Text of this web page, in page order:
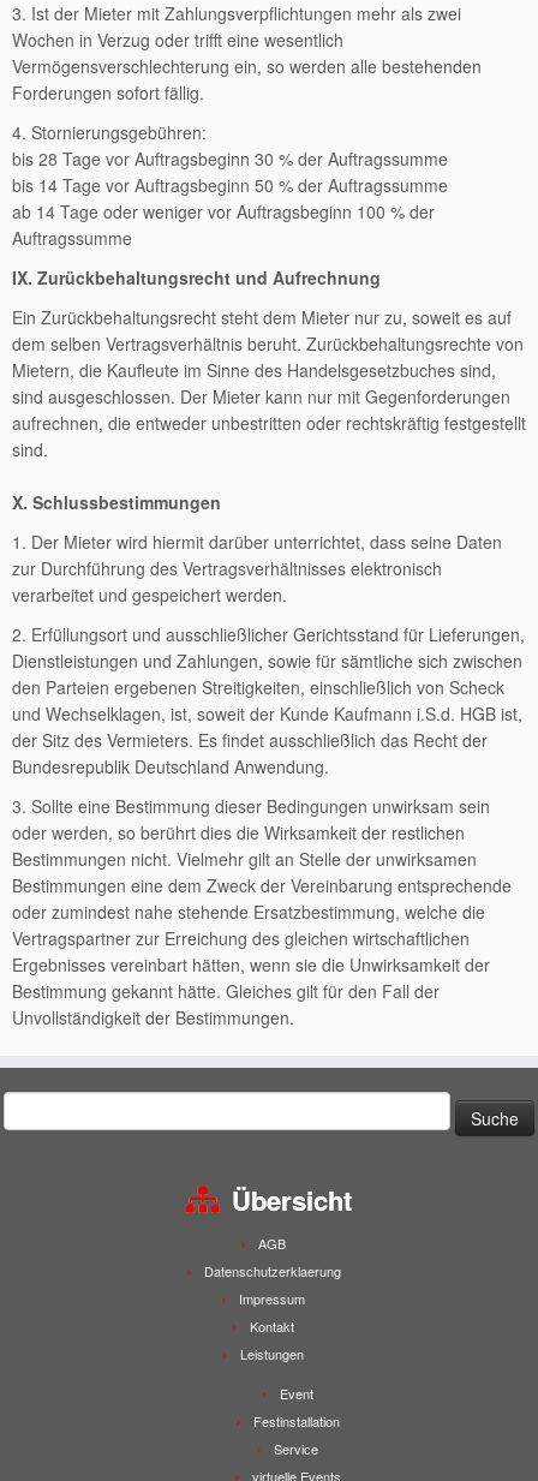
3. Ist der Mieter mit Zahlungsverpflichtungen mehr als zwei
Wochen in Verzug oder trifft eine wesentlich
Vermögensverschlechterung ein, so werden alle bestehenden
Forderungen sofort fällig.
4. Stornierungsgebühren:
bis 28 Tage vor Auftragsbeginn 30 % der Auftragssumme
bis 14 Tage vor Auftragsbeginn 50 % der Auftragssumme
ab 14 Tage oder weniger vor Auftragsbeginn 100 % der
Auftragssumme
IX. Zurückbehaltungsrecht und Aufrechnung
Ein Zurückbehaltungsrecht steht dem Mieter nur zu, soweit es auf
dem selben Vertragsverhältnis beruht. Zurückbehaltungsrechte von
Mietern, die Kaufleute im Sinne des Handelsgesetzbuches sind,
sind ausgeschlossen. Der Mieter kann nur mit Gegenforderungen
aufrechnen, die entweder unbestritten oder rechtskräftig festgestellt
sind.
X. Schlussbestimmungen
1. Der Mieter wird hiermit darüber unterrichtet, dass seine Daten
zur Durchführung des Vertragsverhältnisses elektronisch
verarbeitet und gespeichert werden.
2. Erfüllungsort und ausschließlicher Gerichtsstand für Lieferungen,
Dienstleistungen und Zahlungen, sowie für sämtliche sich zwischen
den Parteien ergebenen Streitigkeiten, einschließlich von Scheck
und Wechselklagen, ist, soweit der Kunde Kaufmann i.S.d. HGB ist,
der Sitz des Vermieters. Es findet ausschließlich das Recht der
Bundesrepublik Deutschland Anwendung.
3. Sollte eine Bestimmung dieser Bedingungen unwirksam sein
oder werden, so berührt dies die Wirksamkeit der restlichen
Bestimmungen nicht. Vielmehr gilt an Stelle der unwirksamen
Bestimmungen eine dem Zweck der Vereinbarung entsprechende
oder zumindest nahe stehende Ersatzbestimmung, welche die
Vertragspartner zur Erreichung des gleichen wirtschaftlichen
Ergebnisses vereinbart hätten, wenn sie die Unwirksamkeit der
Bestimmung gekannt hätte. Gleiches gilt für den Fall der
Unvollständigkeit der Bestimmungen.
nach:
Übersicht
AGB
Datenschutzerklaerung
Impressum
Kontakt
Leistungen
Event
Festinstallation
Service
virtuelle Events